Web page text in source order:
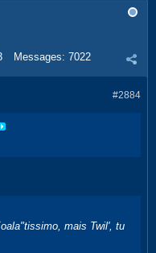
Messages: 7022
#2884
mais Twil', tu